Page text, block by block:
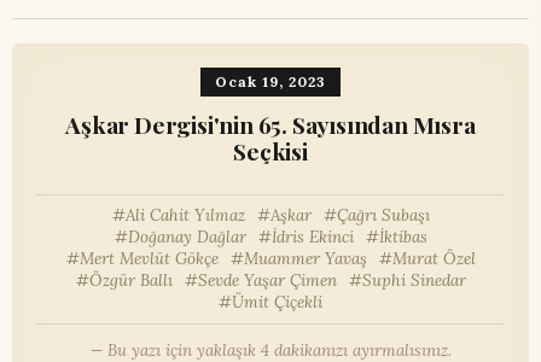
Ocak 19, 2023
Aşkar Dergisi'nin 65. Sayısından Mısra
Seçkisi
Ali Cahit Yılmaz Aşkar
Çağrı Subaşı
Doğanay Dağlar
İdris Ekinci
İktibas
Mert Mevlüt Gökçe
Muammer Yavaş
Murat Özel
Özgür Ballı
Sevde Yaşar Çimen
Suphi Sinedar
Ümit Çiçekli
— Bu yazı için yaklaşık 4 dakikanızı ayırmalısınız.